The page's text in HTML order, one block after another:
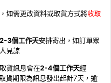
如需更改資料或取貨方式將收取
2-3個工作天安排寄出，如訂單眾
見諒
取貨訊息會在2-4個工作天經
貨期限為訊息發出起計7天，逾